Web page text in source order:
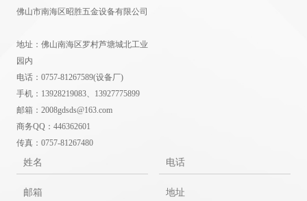
佛山市南海区昭胜五金设备有限公司
地址：佛山南海区罗村芦塘城北工业
园内
电话：0757-81267589(设备厂)
手机：13928219083、13927775899
邮箱：2008gdsds@163.com
商务QQ：446362601
传真：0757-81267480